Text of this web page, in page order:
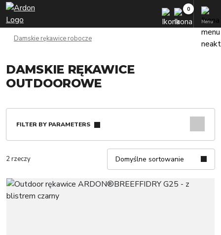
Menu
Damskie rękawice robocze
DAMSKIE RĘKAWICE
OUTDOOROWE
FILTER BY PARAMETERS
2 rzeczy Domyślne sortowanie